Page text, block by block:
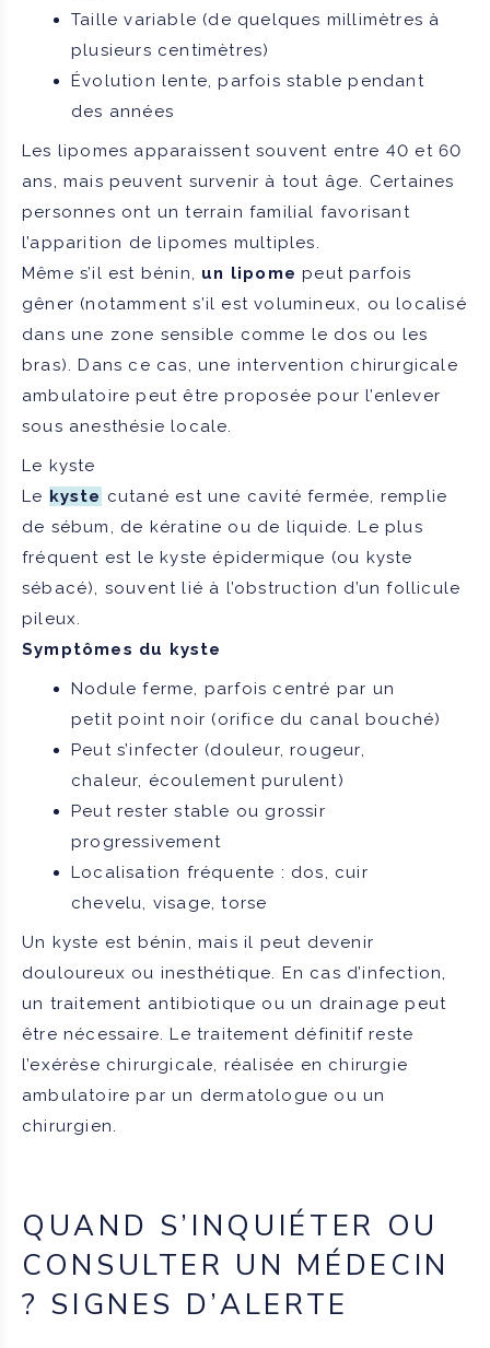
Taille variable (de quelques millimètres à
plusieurs centimètres)
Évolution lente, parfois stable pendant
des années
Les lipomes apparaissent souvent entre 40 et 60
ans, mais peuvent survenir à tout âge. Certaines
personnes ont un terrain familial favorisant
l’apparition de lipomes multiples.
Même s’il est bénin, un lipomepeut parfois
gêner (notamment s’il est volumineux, ou localisé
dans une zone sensible comme le dos ou les
bras). Dans ce cas, une intervention chirurgicale
ambulatoire peut être proposée pour l’enlever
sous anesthésie locale.
Le kyste
Le kyste cutané est une cavité fermée, remplie
de sébum, de kératine ou de liquide. Le plus
fréquent est le kyste épidermique (ou kyste
sébacé), souvent lié à l’obstruction d’un follicule
pileux.
Symptômes du kyste
Nodule ferme, parfois centré par un
petit point noir (orifice du canal bouché)
Peut s’infecter (douleur, rougeur,
chaleur, écoulement purulent)
Peut rester stable ou grossir
progressivement
Localisation fréquente : dos, cuir
chevelu, visage, torse
Un kyste est bénin, mais il peut devenir
douloureux ou inesthétique. En cas d’infection,
un traitement antibiotique ou un drainage peut
être nécessaire. Le traitement définitif reste
l’exérèse chirurgicale, réalisée en chirurgie
ambulatoire par un dermatologue ou un
chirurgien.
QUAND S’INQUIÉTER OU
CONSULTER UN MÉDECIN
? SIGNES D’ALERTE